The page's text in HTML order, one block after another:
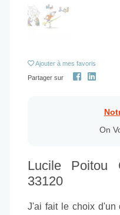
Ajouter à mes favoris
Partager sur
On
Lucile Poitou
33120
J'ai fait le choix d'un